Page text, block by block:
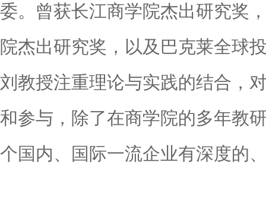
委。曾获长江商学院杰出研究奖
院杰出研究奖，以及巴克莱全球
刘教授注重理论与实践的结合，
和参与，除了在商学院的多年教
个国内、国际一流企业有深度的